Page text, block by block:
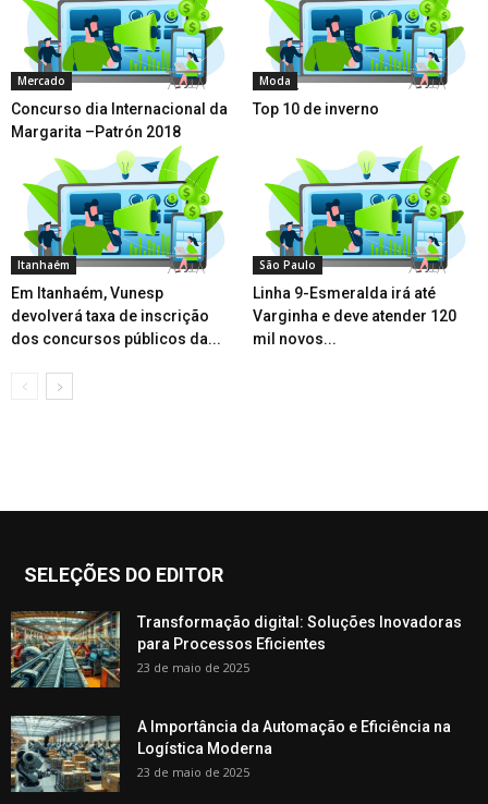
Mercado
Concurso dia Internacional da
Margarita –Patrón 2018
Moda
Top 10 de inverno
Itanhaém
Em Itanhaém, Vunesp
devolverá taxa de inscrição
dos concursos públicos da...
São Paulo
Linha 9-Esmeralda irá até
Varginha e deve atender 120
mil novos...
SELEÇÕES DO EDITOR
Transformação digital: Soluções Inovadoras
para Processos Eficientes
23 de maio de 2025
A Importância da Automação e Eficiência na
Logística Moderna
23 de maio de 2025